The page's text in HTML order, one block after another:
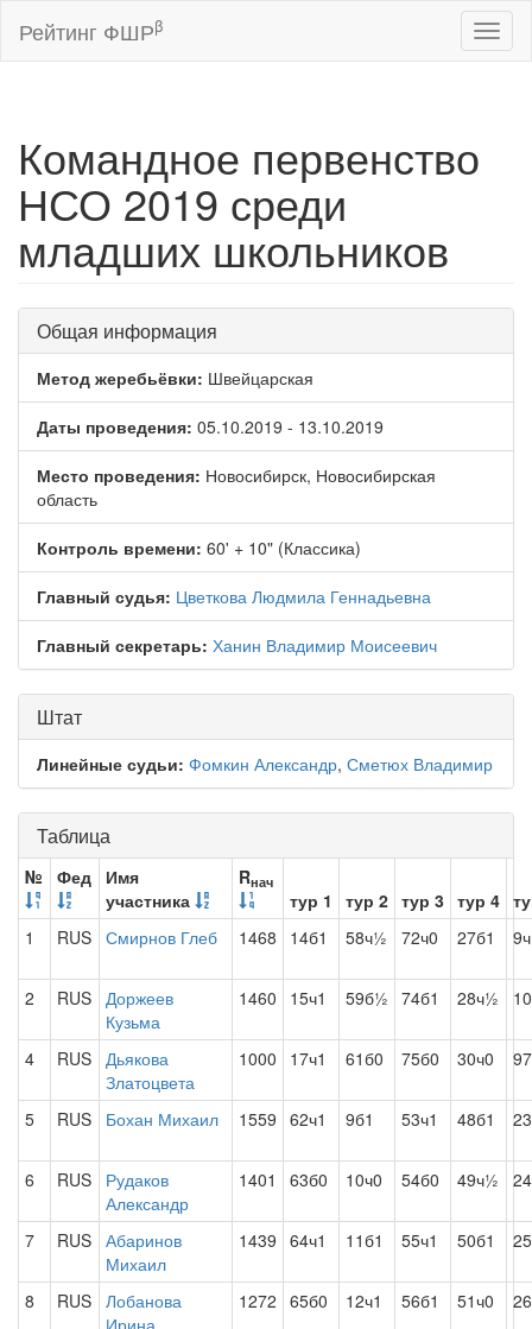
Рейтинг ФШРβ
Командное первенство
НСО 2019 среди
младших школьников
Общая информация
Метод жеребьёвки: Швейцарская
Даты проведения: 05.10.2019 - 13.10.2019
Место проведения: Новосибирск, Новосибирская
область
Контроль времени: 60' + 10" (Классика)
Главный судья: Цветкова Людмила Геннадьевна
Главный секретарь: Ханин Владимир Моисеевич
Штат
Линейные судьи: Фомкин Александр, Сметюх Владимир
Таблица
№ Фед
Имя
участника
Rнач
тур 1 тур 2 тур 3 тур 4
1
RUS Смирнов Глеб 1468 14б1 58ч½ 72ч0 27б1
2 RUS Доржеев
Кузьма
1460 15ч1 59б½ 74б1 28ч½
4 RUS Дьякова
Златоцвета
1000 17ч1 61б0 75б0 30ч0
5 RUS Бохан Михаил 1559 62ч1 9б1 53ч1 48б1
6 RUS
Рудаков
Александр
1401 63б0 10ч0 54б0 49ч½
7 RUS Абаринов
Михаил
1439 64ч1 11б1 55ч1 50б1
8 RUS Лобанова
Ирина
1272 65б0 12ч1 56б1 51ч0